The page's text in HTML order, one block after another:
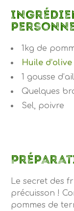
1kg de
Huile
1 gousse d’ail
Quelques
Sel, poivre
Le secret des
précuisson !
pommes de